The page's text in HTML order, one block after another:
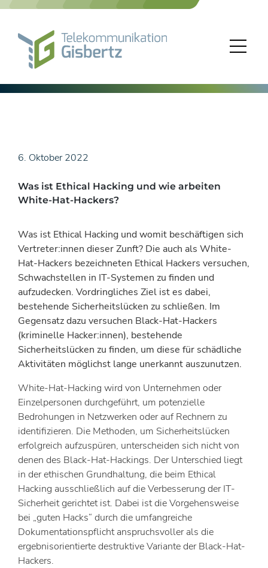
Skip
6. Oktober 2022
Was ist Ethical Hacking und wie arbeiten
White-Hat-Hackers?
Was ist Ethical Hacking und womit beschäftigen sich
Vertreter:innen dieser Zunft? Die auch als White-
Hat-Hackers bezeichneten Ethical Hackers versuchen,
Schwachstellen in IT-Systemen zu finden und
aufzudecken. Vordringliches Ziel ist es dabei,
bestehende Sicherheitslücken zu schließen. Im
Gegensatz dazu versuchen Black-Hat-Hackers
(kriminelle Hacker:innen), bestehende
Sicherheitslücken zu finden, um diese für schädliche
Aktivitäten möglichst lange unerkannt auszunutzen.
White-Hat-Hacking wird von Unternehmen oder
Einzelpersonen durchgeführt, um potenzielle
Bedrohungen in Netzwerken oder auf Rechnern zu
identifizieren. Die Methoden, um Sicherheitslücken
erfolgreich aufzuspüren, unterscheiden sich nicht von
denen des Black-Hat-Hackings. Der Unterschied liegt
in der ethischen Grundhaltung, die beim Ethical
Hacking ausschließlich auf die Verbesserung der IT-
Sicherheit gerichtet ist. Dabei ist die Vorgehensweise
bei „guten Hacks“ durch die umfangreiche
Dokumentationspflicht anspruchsvoller als die
ergebnisorientierte destruktive Variante der Black-Hat-
Hackers.